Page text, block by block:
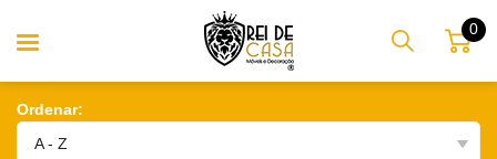
0
Ordenar:
A - Z